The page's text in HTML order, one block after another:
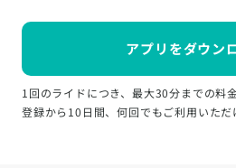
アプリをダウン
1回のライドにつき、最大30分までの料
登録から10日間、何回でもご利用いただ